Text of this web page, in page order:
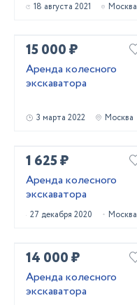
18 августа 2021 Москва
15 000 ₽
Аренда колесного
экскаватора
3 марта 2022 Москва
1 625 ₽
Аренда колесного
экскаватора
27 декабря 2020 Москва
14 000 ₽
Аренда колесного
экскаватора